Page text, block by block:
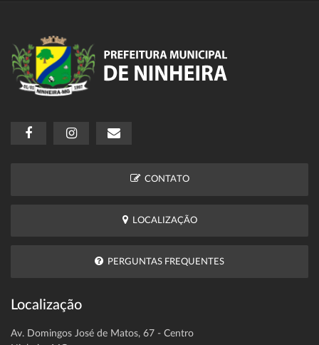
CONTATO
LOCALIZAÇÃO
PERGUNTAS FREQUENTES
Localização
Av. Domingos José de Matos, 67 - Centro